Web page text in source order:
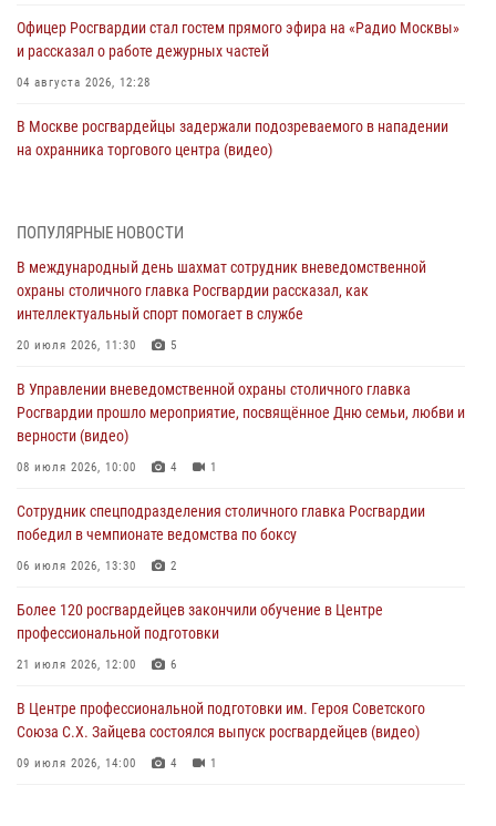
Офицер Росгвардии стал гостем прямого эфира на «Радио Москвы»
и рассказал о работе дежурных частей
04 августа 2026, 12:28
В Москве росгвардейцы задержали подозреваемого в нападении
на охранника торгового центра (видео)
В Главном управлении Росгвардии по городу Москве подвели итоги
03 августа 2026, 13:00
На востоке Москвы сотрудники Росгвардии задержали мужчину,
находящегося в федеральном розыске (видео)
Росгвардия обеспечила правопорядок во время празднования Дня
воздушно-десантных войск в Москве (видео)
03 августа 2026, 08:00
Московские росгвардейцы пришли на помощь семье, у которой
сломался автомобиль на проезжей части (Видео)
02 августа 2026, 11:54
ПОПУЛЯРНЫЕ НОВОСТИ
В международный день шахмат сотрудник вневедомственной
охраны столичного главка Росгвардии рассказал, как
интеллектуальный спорт помогает в службе
20 июля 2026, 11:30 5
В Управлении вневедомственной охраны столичного главка
Росгвардии прошло мероприятие, посвящённое Дню семьи, любви и
верности (видео)
08 июля 2026, 10:00 4 1
Сотрудник спецподразделения столичного главка Росгвардии
победил в чемпионате ведомства по боксу
06 июля 2026, 13:30 2
Более 120 росгвардейцев закончили обучение в Центре
профессиональной подготовки
21 июля 2026, 12:00 6
В Центре профессиональной подготовки им. Героя Советского
Союза С.Х. Зайцева состоялся выпуск росгвардейцев (видео)
09 июля 2026, 14:00 4 1